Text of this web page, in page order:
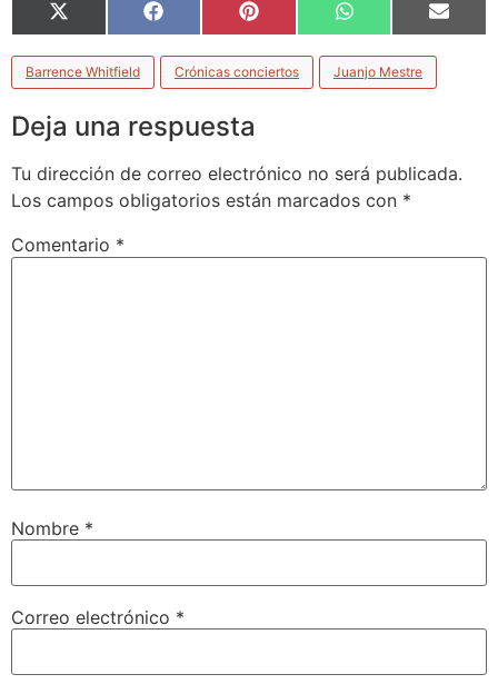
X
(Twitter)
Facebook Pinterest WhatsApp Email
Barrence Whitfield Crónicas conciertos Juanjo Mestre
Deja una respuesta
Tu dirección de correo electrónico no será publicada.
Los campos obligatorios están marcados con *
Comentario *
Nombre *
Correo electrónico *